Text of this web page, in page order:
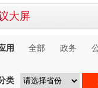
大屏
用 全部 政务
类